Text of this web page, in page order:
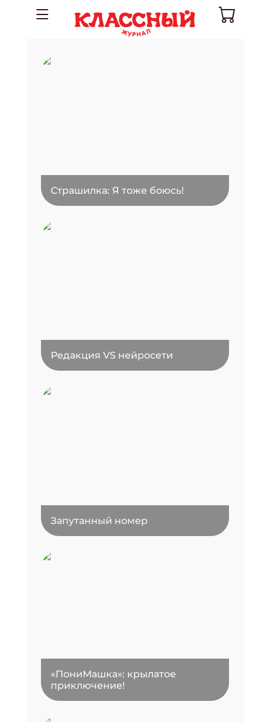
Страшилка: Я тоже боюсь!
Редакция VS нейросети
Запутанный номер
«ПониМашка»: крылатое
приключение!